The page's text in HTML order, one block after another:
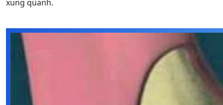
xung quanh.